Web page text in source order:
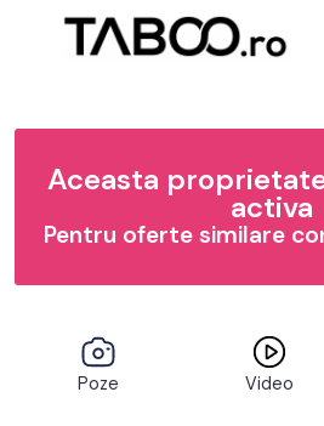
Aceasta
activa
Pentru oferte similare
Poze Video